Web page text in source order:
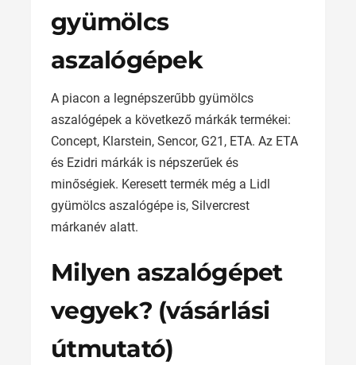
gyümölcs
aszalógépek
A piacon a legnépszerűbb gyümölcs
aszalógépek a következő márkák termékei:
Concept, Klarstein, Sencor, G21, ETA. Az ETA
és Ezidri márkák is népszerűek és
minőségiek. Keresett termék még a Lidl
gyümölcs aszalógépe is, Silvercrest
márkanév alatt.
Milyen aszalógépet
vegyek? (vásárlási
útmutató)